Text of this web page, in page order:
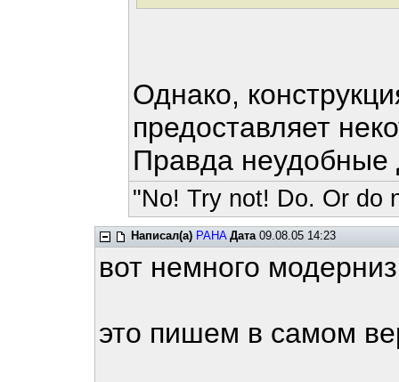
Однако,
предоставляет
Правда неудобные
"No! Try not! Do. Or do
Написал(а) PAHA Дата09.08.05 14:23
вот немного
это пишем в самом